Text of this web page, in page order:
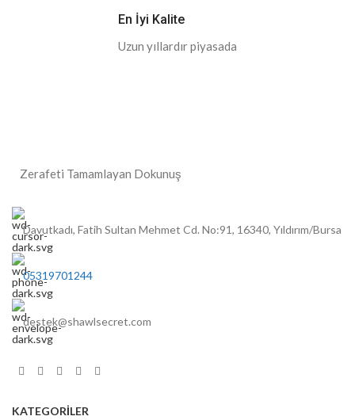
En İyi Kalite
Uzun yıllardır piyasada
Zerafeti Tamamlayan Dokunuş
Davutkadı, Fatih Sultan Mehmet Cd. No:91, 16340, Yıldırım/Bursa
05319701244
destek@shawlsecret.com
KATEGORİLER